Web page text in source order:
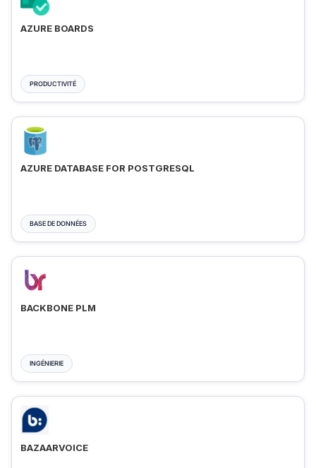
AZURE BOARDS
PRODUCTIVITÉ
AZURE DATABASE FOR POSTGRESQL
BASE DE DONNÉES
BACKBONE PLM
INGÉNIERIE
BAZAARVOICE